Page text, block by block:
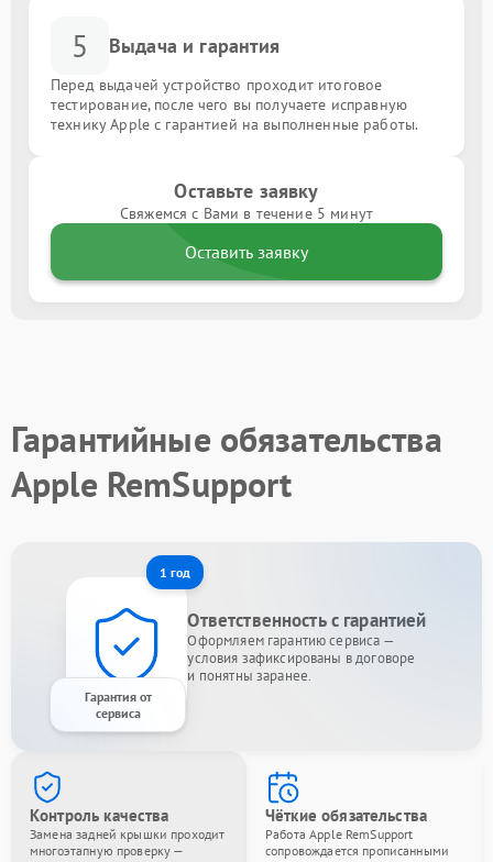
5 Выдача и гарантия
Перед выдачей устройство проходит итоговое
тестирование, после чего вы получаете исправную
технику Apple с гарантией на выполненные работы.
Оставьте заявку
Свяжемся с Вами в течение 5 минут
Оставить заявку
Гарантийные обязательства
Apple RemSupport
1 год
Гарантия от
сервиса
Ответственность с гарантией
Оформляем гарантию сервиса —
условия зафиксированы в договоре
и понятны заранее.
Контроль качества
Замена задней крышки проходит
многоэтапную проверку —
Чёткие обязательства
Работа Apple RemSupport
сопровождается прописанными